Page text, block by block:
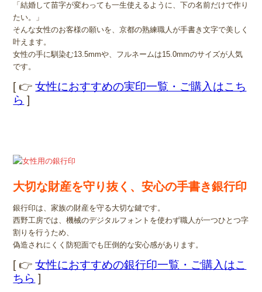
「結婚して苗字が変わっても一生使えるように、下の名前だけで作り
たい。」
そんな女性のお客様の願いを、京都の熟練職人が手書き文字で美しく
叶えます。
女性の手に馴染む13.5mmや、フルネームは15.0mmのサイズが人気
です。
[ 👉女性におすすめの実印一覧・ご購入はこち
ら ]
大切な財産を守り抜く、安心の手書き銀行印
銀行印は、家族の財産を守る大切な鍵です。
西野工房では、機械のデジタルフォントを使わず職人が一つひとつ字
割りを行うため、
偽造されにくく防犯面でも圧倒的な安心感があります。
[ 👉女性におすすめの銀行印一覧・ご購入はこ
ちら ]